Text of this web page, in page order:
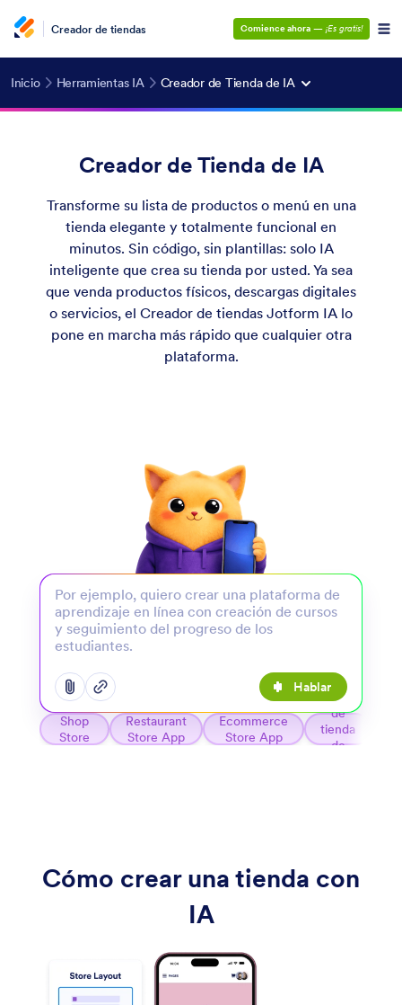
Creador de tiendas Comience ahora — ¡Es gratis!
Inicio Herramientas IA Creador de Tienda de IA
Creador de Tienda de IA
Transforme su lista de productos o menú en una
tienda elegante y totalmente funcional en
minutos. Sin código, sin plantillas: solo IA
inteligente que crea su tienda por usted. Ya sea
que venda productos físicos, descargas digitales
o servicios, el Creador de tiendas Jotform IA lo
pone en marcha más rápido que cualquier otra
plataforma.
Abrir el menú para agregar opciones
Abrir el menú para agregar opciones
Hablar
Barber
Shop
Store
Restaurant
Store App
Ecommerce
Store App
App
de
tienda
de
Cómo crear una tienda con
IA